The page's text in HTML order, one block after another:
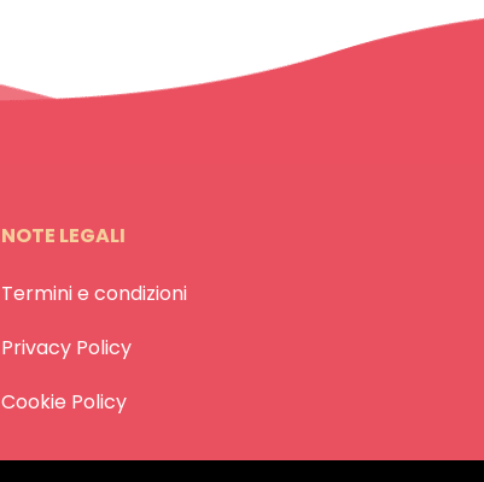
NOTE LEGALI
Termini e condizioni
Privacy Policy
Cookie Policy